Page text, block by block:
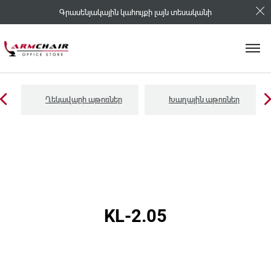
Գրասենյակային կահույքի լայն տեսականի
Ղեկավարի աթոռներ Խաղային աթոռներ
KL-2.05